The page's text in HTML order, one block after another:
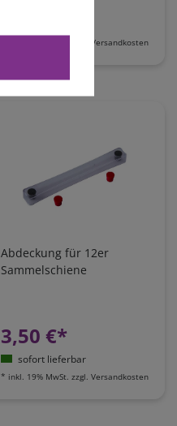
Versandkosten
Abdeckung für 12er
Sammelschiene
3,50 €*
sofort lieferbar
* inkl. 19% MwSt. zzgl. Versandkosten